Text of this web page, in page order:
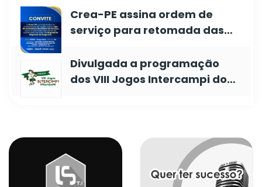
Crea-PE assina ordem de
serviço para retomada das…
Divulgada a programação
dos VIII Jogos Intercampi do…